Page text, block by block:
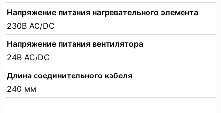
Напряжение питания нагревательного элемента
230В AC/DC
Напряжение питания вентилятора
24В AC/DC
Длина соединительного кабеля
240 мм